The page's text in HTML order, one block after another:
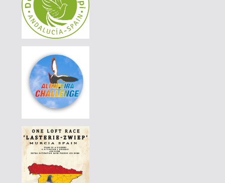
BE-6168848-26|55 EUR
DERBY BORRACHOS 2026 - 3A
DE-25-07200-205|110 EUR
PT25-5129727|90 EUR
LUÍS MORAIS RACING PIGEONS